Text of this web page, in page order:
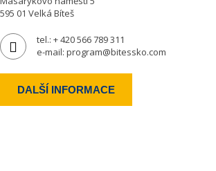
595 01 Velká Bíteš
tel.: + 420 566 789 311
e-mail: program@bitessko.com
DALŠÍ INFORMACE